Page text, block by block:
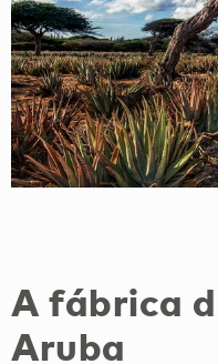
A fábrica
Aruba